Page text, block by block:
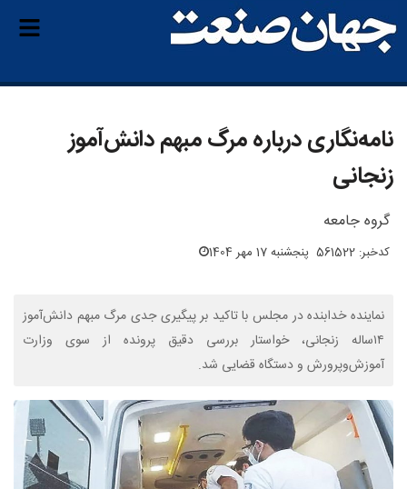
نامه‌نگاری درباره مرگ مبهم دانش‌آموز
زنجانی
گروه جامعه
کدخبر: 561522 پنجشنبه 17 مهر 1404
نماینده خدابنده در مجلس با تاکید بر پیگیری جدی مرگ مبهم دانش‌آموز
۱۴ساله زنجانی، خواستار بررسی دقیق پرونده از سوی وزارت
آموزش‌وپرورش و دستگاه قضایی شد.